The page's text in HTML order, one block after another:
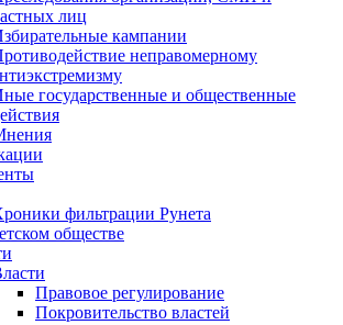
лиц
кампании
неправомерному
государственные и общественные
фильтрации Рунета
обществе
Правовое регулирование
Покровительство властей